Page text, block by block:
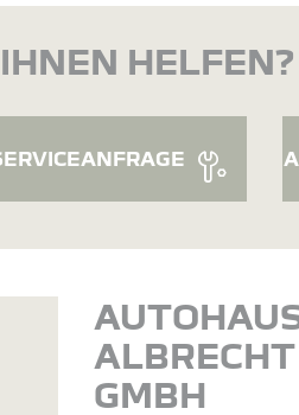
HELFEN?
ALBRECHT
GMBH